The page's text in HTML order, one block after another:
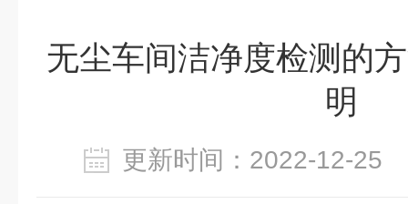
无尘车间洁净度检测的
明
更新时间：2022-12-